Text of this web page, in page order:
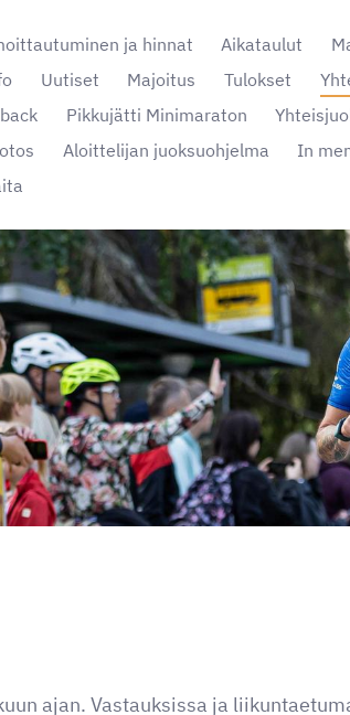
ja hinnat Aikataulut
Uutiset Majoitus Tulokset
Pikkujätti Minimaraton
Aloittelijan juoksuohjelma
In
ajan. Vastauksissa ja